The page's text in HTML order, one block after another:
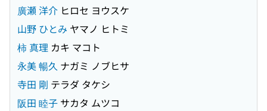
廣瀬 洋介 ヒロセ ヨウスケ
山野 ひとみ ヤマノ ヒトミ
柿 真理 カキ マコト
永美 暢久 ナガミ ノブヒサ
寺田 剛 テラダ タケシ
阪田 睦子 サカタ ムツコ